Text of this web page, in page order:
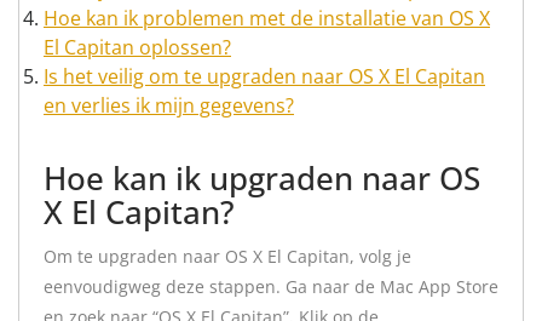
Hoe kan ik problemen met de installatie van OS X
El Capitan oplossen?
Is het veilig om te upgraden naar OS X El Capitan
en verlies ik mijn gegevens?
Hoe kan ik upgraden naar OS
X El Capitan?
Om te upgraden naar OS X El Capitan, volg je
eenvoudigweg deze stappen. Ga naar de Mac App Store